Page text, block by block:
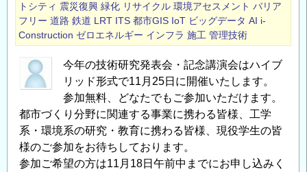
表
会・
第
30
回
流
展
示
会
トシティ 震災復興 緑化 リサイクル 環境アセスメント バリア
フリー 道路 鉄道 LRT ITS 都市GIS IoT ビッグデータ AI i-
Construction ゼロエネルギー インフラ 施工 管理技術
今年の技術研究発表会・記念講演会はハイブ
リッド形式で11月25日に開催いたします。
参加無料、どなたでもご参加いただけます。
都市づくり分野に関連する事業に携わる皆様、工学
系・環境系の研究・教育に携わる皆様、現役学生の皆
様のご参加をお待ちしております。
参加ご希望の方は11月18日午前中までにお申し込みく